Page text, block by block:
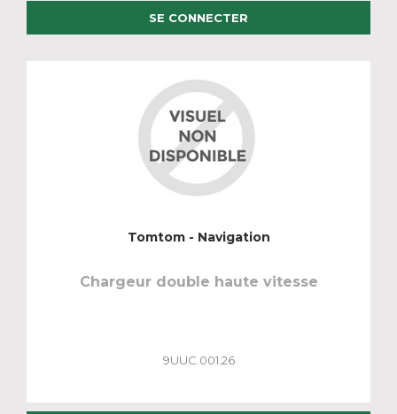
SE CONNECTER
Tomtom - Navigation
Chargeur double haute vitesse
9UUC.001.26